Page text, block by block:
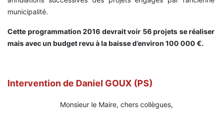
municipalité.
Cette programmation 2016 devrait voir 56 projets se réaliser
mais avec un budget revu à la baisse d’environ 100 000 €.
Intervention de Daniel GOUX (PS)
Monsieur le Maire, chers collègues,